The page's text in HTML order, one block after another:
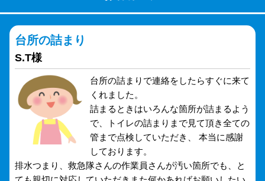
台所の詰まり
S.T様
台所の詰まりで連絡をしたらすぐに来て
くれました。
詰まるときはいろんな箇所が詰まるよう
で、トイレの詰まりまで見て頂き全ての
管まで点検していただき、 本当に感謝
しております。
排水つまり、救急隊さんの作業員さんが汚い箇所でも、と